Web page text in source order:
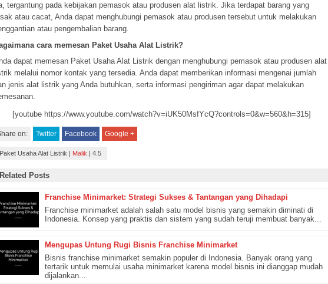
tergantung pada kebijakan pemasok atau produsen alat listrik. Jika terdapat barang yang
atau cacat, Anda dapat menghubungi pemasok atau produsen tersebut untuk melakukan
atau pengembalian barang.
cara memesan Paket Usaha Alat Listrik?
dapat memesan Paket Usaha Alat Listrik dengan menghubungi pemasok atau produsen alat
melalui nomor kontak yang tersedia. Anda dapat memberikan informasi mengenai jumlah
jenis alat listrik yang Anda butuhkan, serta informasi pengiriman agar dapat melakukan
[youtube https://www.youtube.com/watch?v=iUK50MsfYcQ?controls=0&w=560&h=315]
on: Twitter Facebook Google +
Paket Usaha Alat Listrik | Malik | 4.5
Related Posts
Franchise Minimarket: Strategi Sukses & Tantangan yang Dihadapi
Franchise minimarket adalah salah satu model bisnis yang semakin diminati di
Indonesia. Konsep yang praktis dan sistem yang sudah teruji membuat banyak...
Mengupas Untung Rugi Bisnis Franchise Minimarket
Bisnis franchise minimarket semakin populer di Indonesia. Banyak orang yang
tertarik untuk memulai usaha minimarket karena model bisnis ini dianggap mudah
dijalankan...